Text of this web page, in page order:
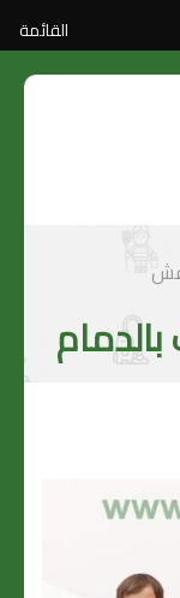
القائمة